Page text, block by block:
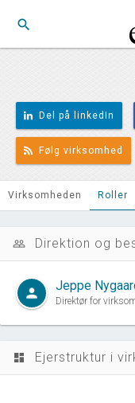
search
Del på linkedIn
Følg virksomhed
Virksomheden Roller
people_outline Direktion og
person Jeppe
Direktør for
dashboard Ejerstruktur i